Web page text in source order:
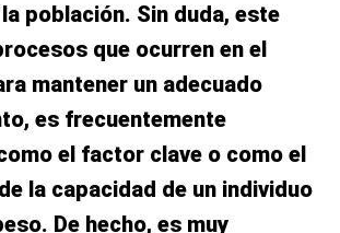
población. Sin duda, este
que ocurren en el
mantener un adecuado
es frecuentemente
el factor clave o como el
la capacidad de un individuo
De hecho, es muy